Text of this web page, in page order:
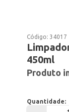
Código:34017
450ml
Produto
Quantidade: